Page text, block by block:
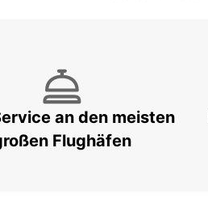
an den meisten
Flughäfen